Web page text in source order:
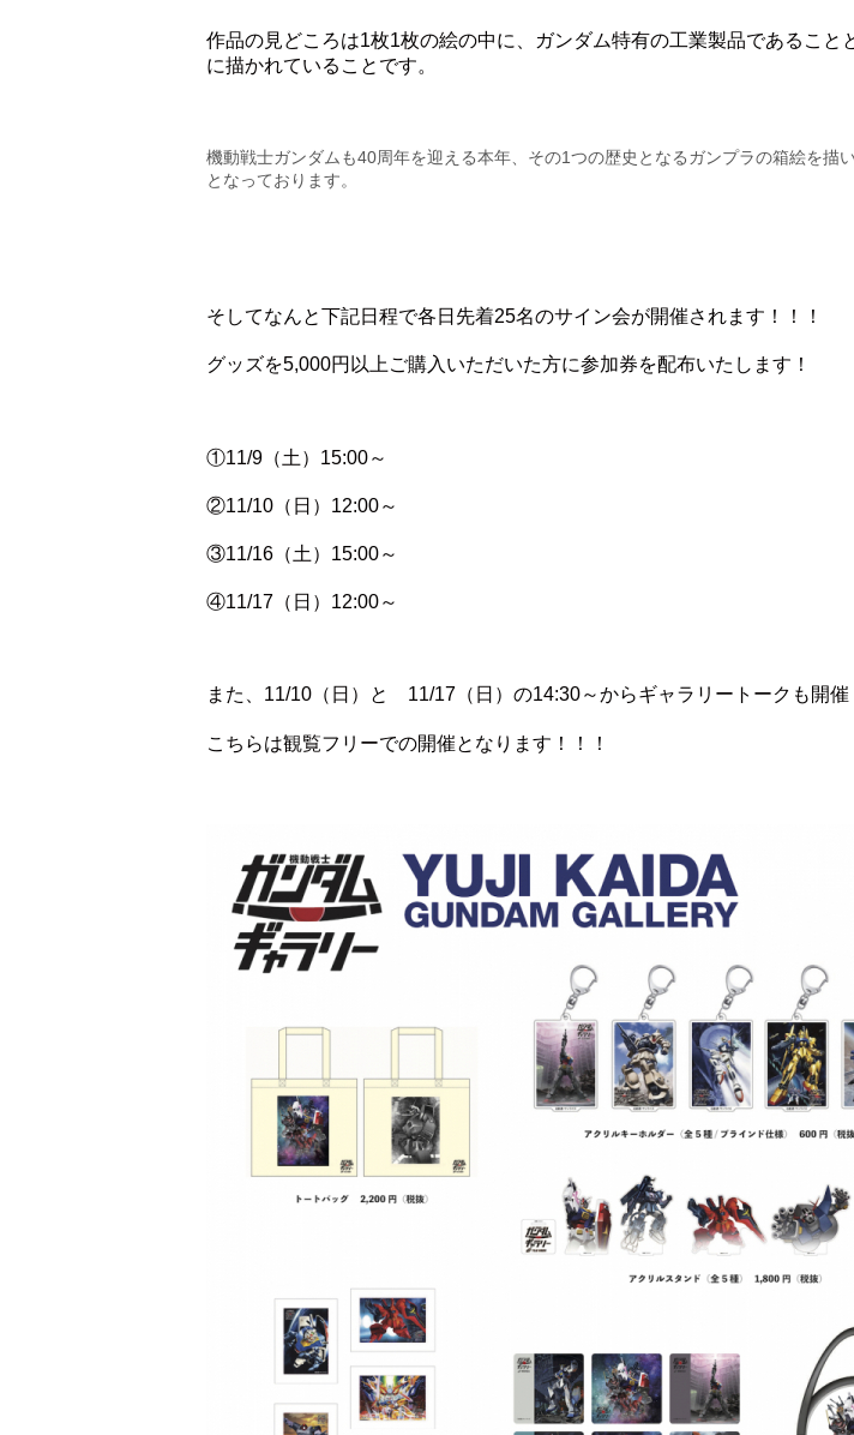
作品の見どころは1枚1枚の絵の中に、ガンダム特有の工業製品であるこ
に描かれていることです。
機動戦士ガンダムも40周年を迎える本年、その1つの歴史となるガンプラの箱絵を
となっております。
そしてなんと下記日程で各日先着25名のサイン会が開催されます！！！
グッズを5,000円以上ご購入いただいた方に参加券を配布いたします！
①11/9（土）15:00～
②11/10（日）12:00～
③11/16（土）15:00～
④11/17（日）12:00～
また、11/10（日）と 11/17（日）の14:30～からギャラリートークも開催
こちらは観覧フリーでの開催となります！！！